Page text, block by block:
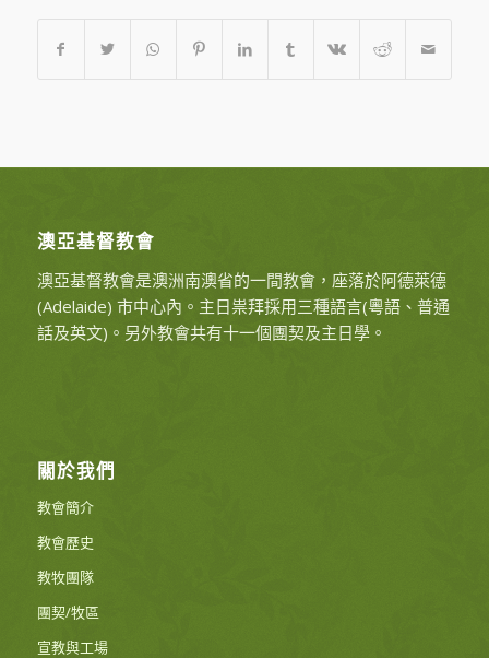
澳亞基督教會
澳亞基督教會是澳洲南澳省的一間教會，座落於阿德萊德
(Adelaide) 市中心內。主日祟拜採用三種語言(粵語、普通
話及英文)。另外教會共有十一個團契及主日學。
關於我們
教會簡介
教會歷史
教牧團隊
團契/牧區
宣教與工場